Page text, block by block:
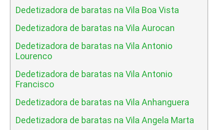
Dedetizadora de baratas na Vila Boa Vista
Dedetizadora de baratas na Vila Aurocan
Dedetizadora de baratas na Vila Antonio
Lourenco
Dedetizadora de baratas na Vila Antonio
Francisco
Dedetizadora de baratas na Vila Anhanguera
Dedetizadora de baratas na Vila Angela Marta